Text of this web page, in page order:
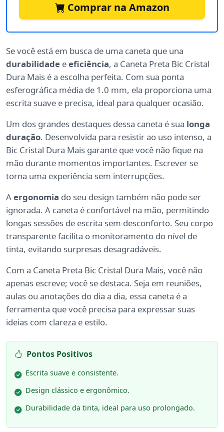
Comprar na Amazon
Se você está em busca de uma caneta que una
durabilidade eeficiência, a Caneta Preta Bic Cristal
Dura Mais é a escolha perfeita. Com sua ponta
esferográfica média de 1.0 mm, ela proporciona uma
escrita suave e precisa, ideal para qualquer ocasião.
Um dos grandes destaques dessa caneta é sua longa
duração. Desenvolvida para resistir ao uso intenso, a
Bic Cristal Dura Mais garante que você não fique na
mão durante momentos importantes. Escrever se
torna uma experiência sem interrupções.
Aergonomia do seu design também não pode ser
ignorada. A caneta é confortável na mão, permitindo
longas sessões de escrita sem desconforto. Seu corpo
transparente facilita o monitoramento do nível de
tinta, evitando surpresas desagradáveis.
Com a Caneta Preta Bic Cristal Dura Mais, você não
apenas escreve; você se destaca. Seja em reuniões,
aulas ou anotações do dia a dia, essa caneta é a
ferramenta que você precisa para expressar suas
ideias com clareza e estilo.
Pontos Positivos
Escrita suave e consistente.
Design clássico e ergonômico.
Durabilidade da tinta, ideal para uso prolongado.